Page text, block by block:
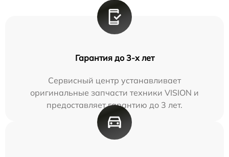
Гарантия до 3-х лет
Сервисный центр устанавливает
оригинальные запчасти техники VISION и
предоставляет гарантию до 3 лет.